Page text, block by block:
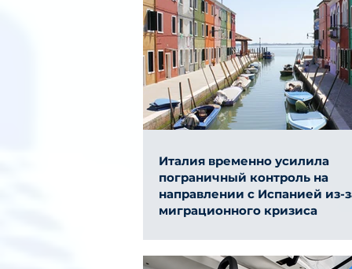
Италия временно усилила
пограничный контроль на
направлении с Испанией из-
миграционного кризиса